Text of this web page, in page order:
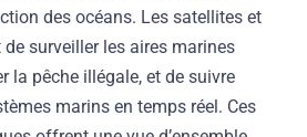
des océans. Les satellites et
surveiller les aires marines
la pêche illégale, et de suivre
marins en temps réel. Ces